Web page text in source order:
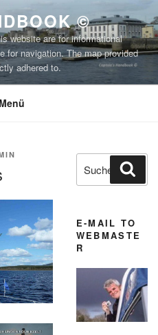
©
website are for informational
for navigation. The map provided
adhered to.
Menü
Suchen
nach:
E-MAIL TO
WEBMASTE
R